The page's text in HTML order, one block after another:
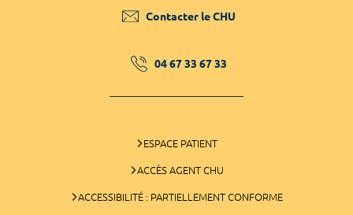
Contacter le CHU
04 67 33 67 33
ESPACE PATIENT
ACCÈS AGENT CHU
ACCESSIBILITÉ : PARTIELLEMENT CONFORME